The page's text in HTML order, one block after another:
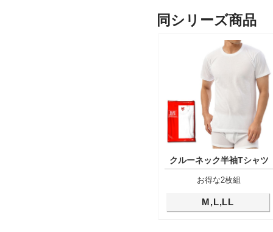
同シリーズ商品
クルーネック半袖Tシャツ
お得な2枚組
M,L,LL